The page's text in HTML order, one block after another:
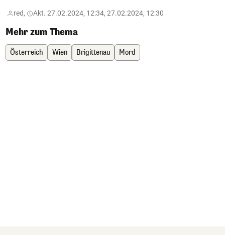
red, Akt. 27.02.2024, 12:34, 27.02.2024, 12:30
Mehr zum Thema
Österreich Wien Brigittenau Mord